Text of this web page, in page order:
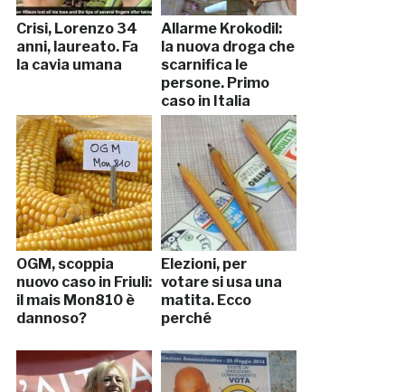
Crisi, Lorenzo 34
anni, laureato. Fa
la cavia umana
Allarme Krokodil:
la nuova droga che
scarnifica le
persone. Primo
caso in Italia
(FOTO)
OGM, scoppia
nuovo caso in Friuli:
il mais Mon810 è
dannoso?
Elezioni, per
votare si usa una
matita. Ecco
perché